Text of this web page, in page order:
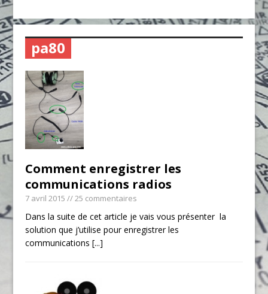
pa80
Comment enregistrer les
communications radios
7 avril 2015 // 25 commentaires
Dans la suite de cet article je vais vous présenter la
solution que j’utilise pour enregistrer les
communications[...]